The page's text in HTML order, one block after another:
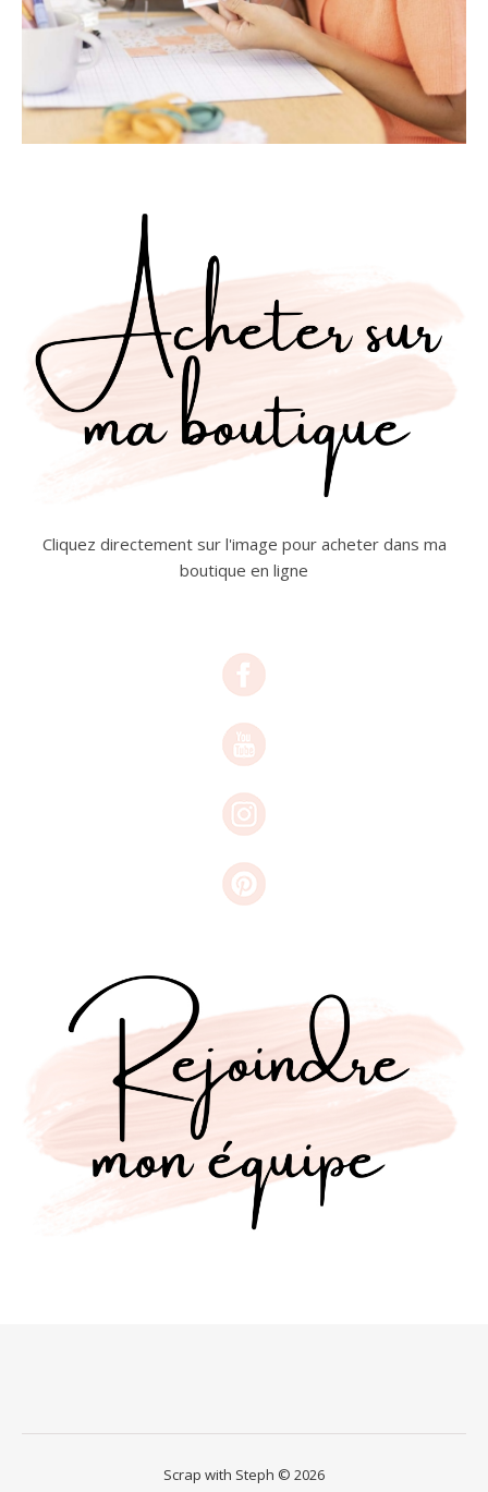
Cliquez directement sur l'image pour acheter dans ma
boutique en ligne
Scrap with Steph © 2026